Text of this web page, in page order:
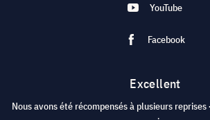
YouTube
Facebook
Excellent
Nous avons été récompensés à plusieurs